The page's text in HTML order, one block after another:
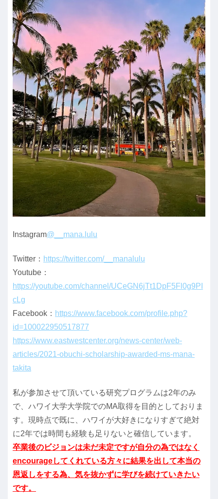
Instagram@__mana.lulu
Twitter： https://twitter.com/__manalulu
Youtube：
https://youtube.com/channel/UCeGN6jTt1DpF5Fl0g9PI
cLg
Facebook： https://www.facebook.com/profile.php?
id=100022950517877
https://www.eastwestcenter.org/news-center/web-
articles/2021-obuchi-scholarship-awarded-ms-mana-
takita
私が参加させて頂いている研究プログラムは2年のみ
で、ハワイ大学大学院でのMA取得を目的としておりま
す。現時点で既に、ハワイが大好きになりすぎて絶対
に2年では時間も経験も足りないと確信しています。
卒業後のビジョンは未だ未定ですが自分の為ではなく
encourageしてくれている方々に結果を出して本当の
恩返しをする為、気を抜かずに学びを続けていきたい
です。